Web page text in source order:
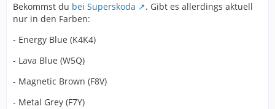
Bekommst du bei Superskoda
. Gibt es allerdings aktuell
nur in den Farben:
- Energy Blue (K4K4)
- Lava Blue (W5Q)
- Magnetic Brown (F8V)
- Metal Grey (F7Y)